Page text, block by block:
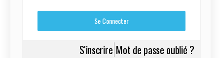
S'inscrire Mot de passe oublié ?